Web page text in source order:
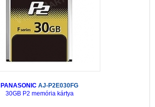
PANASONIC AJ-P2E030FG
30GB P2 memória kártya